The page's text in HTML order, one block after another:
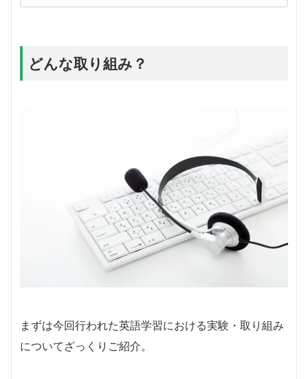
どんな取り組み？
まずは今回行われた英語学習における実験・取り組み
についてざっくりご紹介。